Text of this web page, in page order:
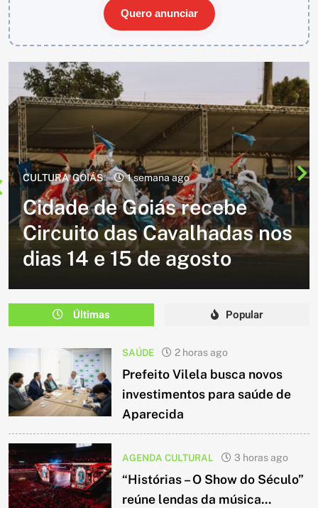
Quero anunciar
CULTURA 2 semanas ago
Cavalgada do Batom está de
volta e promete reunir
milhares de participantes
em Caldazinha
Últimas Popular
SAÚDE 2 horas ago
Prefeito Vilela busca novos
investimentos para saúde de
Aparecida
AGENDA CULTURAL 3 horas ago
“Histórias – O Show do Século”
reúne lendas da música...